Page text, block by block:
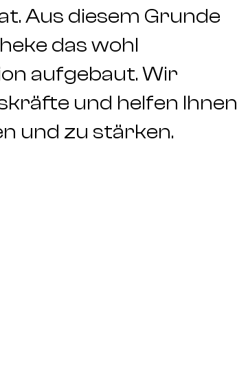
Aus diesem Grunde
das wohl
aufgebaut. Wir
und helfen Ihnen
und zu stärken.